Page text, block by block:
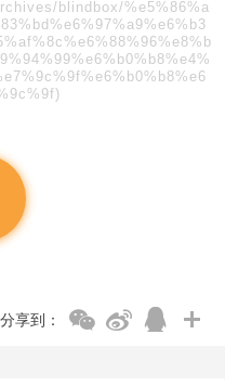
blindbox/%e5%86%a
分享到：